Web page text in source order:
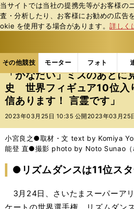
当サイトでは当社の提携先等がお客様の
査・分析したり、お客様にお勧めの広告
okie を使⽤する場合があります。詳しく
その他競技 モーター フォト
ス
ポ
ル
テ
ー
バ
その他競技の記事一覧 フィ
「かなだい」ミスのあとに
史 世界フィギュア10位入
信あります！ 言霊です」
2023年03月25日 10:35 公開 2023年03月25
小宮良之●取材・文 text by Komiya
能登 直●撮影 photo by Noto Sunao（
●リズムダンスは11位スタ
3月24日、さいたまスーパーア
ケートの世界選手権、リズムダン